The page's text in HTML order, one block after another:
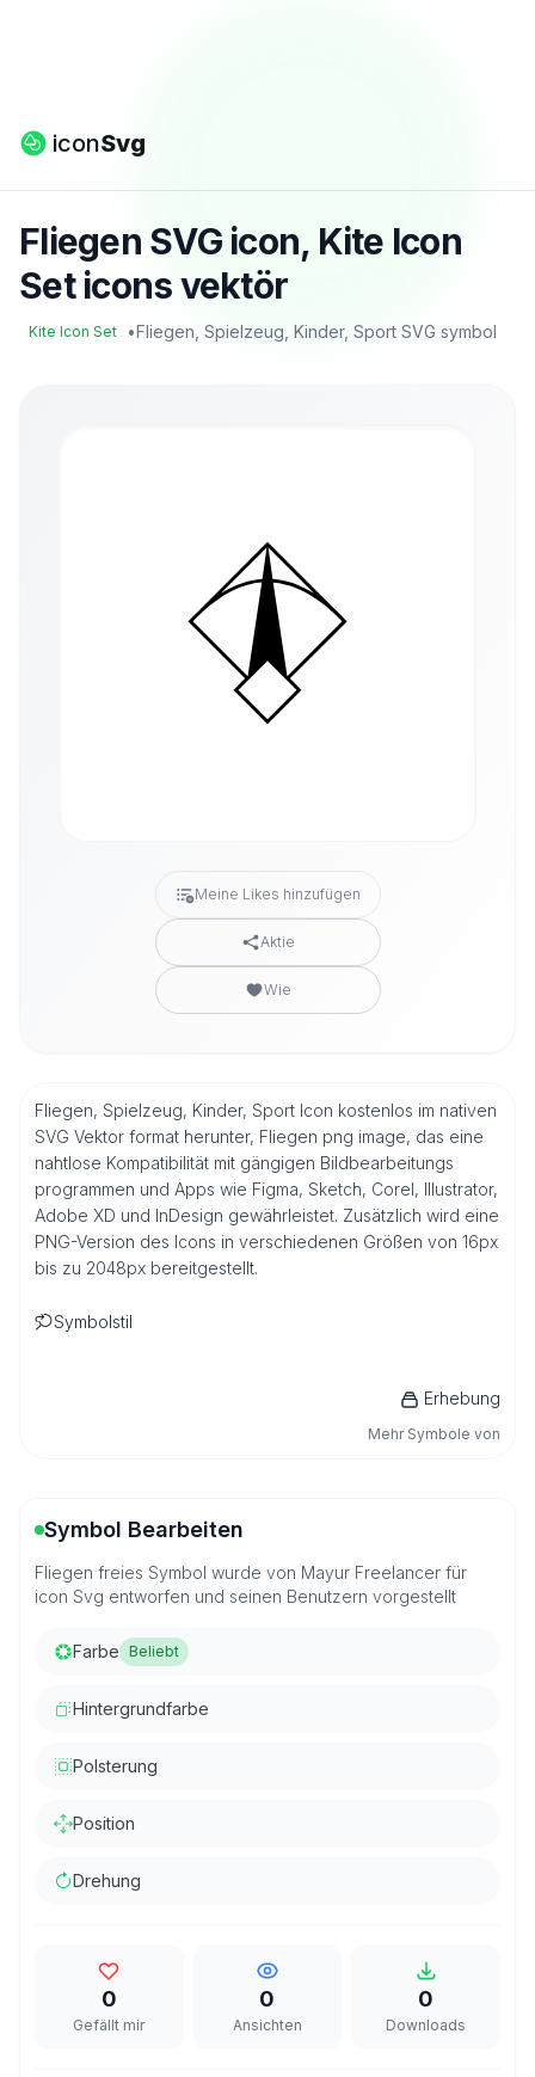
iconSvg
Fliegen SVG icon, Kite Icon
Set icons vektör
Kite Icon Set •Fliegen, Spielzeug, Kinder, Sport SVG symbol
Meine Likes hinzufügen
Aktie
Wie
Fliegen, Spielzeug, Kinder, Sport Icon kostenlos im nativen
SVG Vektor format herunter, Fliegen png image, das eine
nahtlose Kompatibilität mit gängigen Bildbearbeitungs
programmen und Apps wie Figma, Sketch, Corel, Illustrator,
Adobe XD und InDesign gewährleistet. Zusätzlich wird eine
PNG-Version des Icons in verschiedenen Größen von 16px
bis zu 2048px bereitgestellt.
Symbolstil
Erhebung
Mehr Symbole von
Symbol Bearbeiten
Fliegen freies Symbol wurde von Mayur Freelancer für
icon Svg entworfen und seinen Benutzern vorgestellt
Farbe Beliebt
Hintergrundfarbe
Polsterung
Position
Drehung
0
Gefällt mir
0
Ansichten
0
Downloads